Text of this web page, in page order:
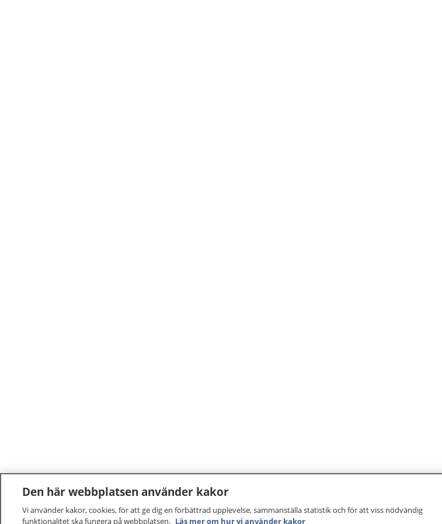
Den här webbplatsen använder kakor
Vi använder kakor, cookies, för att ge dig en förbättrad upplevelse, sammanställa statistik och för att viss nödvändig
funktionalitet ska fungera på webbplatsen. Läs mer om hur vi använder kakor